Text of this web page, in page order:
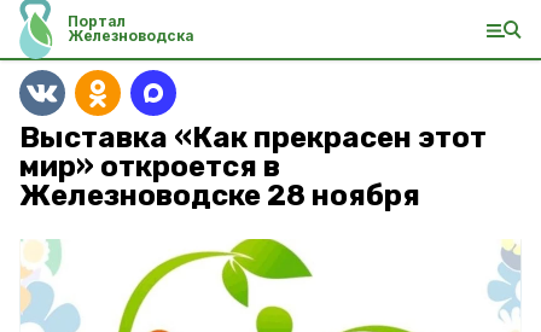
Портал
Железноводска
Выставка «Как прекрасен этот
мир» откроется в
Железноводске 28 ноября